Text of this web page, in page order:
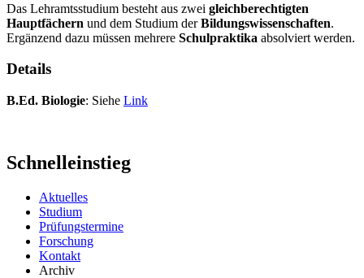
Das Lehramtsstudium besteht aus zwei gleichberechtigten
Hauptfächern und dem Studium derBildungswissenschaften.
Ergänzend dazu müssen mehrere Schulpraktika absolviert werden.
Details
B.Ed. Biologie: Siehe Link
Schnelleinstieg
Aktuelles
Studium
Prüfungstermine
Forschung
Kontakt
Archiv